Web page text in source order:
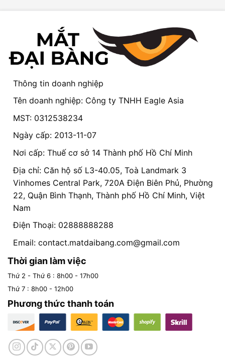
Thông tin doanh nghiệp
Tên doanh nghiệp: Công ty TNHH Eagle Asia
MST: 0312538234
Ngày cấp: 2013-11-07
Nơi cấp: Thuế cơ sở 14 Thành phố Hồ Chí Minh
Địa chỉ: Căn hộ số L3-40.05, Toà Landmark 3
Vinhomes Central Park, 720A Điện Biên Phủ, Phường
22, Quận Bình Thạnh, Thành phố Hồ Chí Minh, Việt
Nam
Điện Thoại: 02888888288
Email: contact.matdaibang.com@gmail.com
Thời gian làm việc
Thứ 2 - Thứ 6 : 8h00 - 17h00
Thứ 7 : 8h00 - 12h00
Phương thức thanh toán